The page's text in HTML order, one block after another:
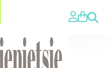
Zoeken